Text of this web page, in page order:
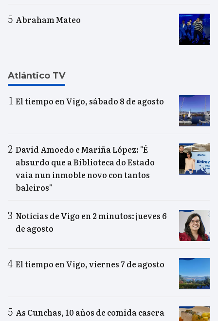
Abraham Mateo
Atlántico TV
El tiempo en Vigo, sábado 8 de agosto
David Amoedo e Mariña López: "É
absurdo que a Biblioteca do Estado
vaia nun inmoble novo con tantos
baleiros"
Noticias de Vigo en 2 minutos: jueves 6
de agosto
El tiempo en Vigo, viernes 7 de agosto
As Cunchas, 10 años de comida casera